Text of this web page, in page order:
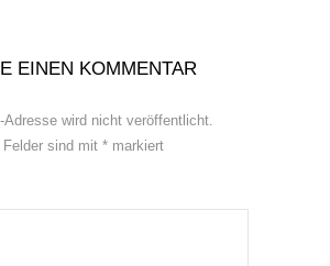
EINEN KOMMENTAR
Adresse wird nicht veröffentlicht.
Felder sind mit * markiert